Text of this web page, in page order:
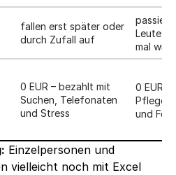
fallen erst später oder
durch Zufall auf
Leute
mal
0 EUR – bezahlt mit
Suchen, Telefonaten
und Stress
0 EUR
und
Einzelpersonen und
vielleicht noch mit Excel